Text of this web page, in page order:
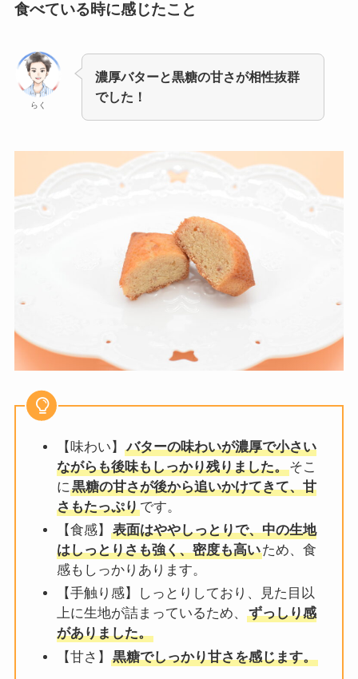
食べている時に感じたこと
らく
濃厚バターと黒糖の甘さが相性抜群
でした！
【味わい】
バターの味わいが濃厚で小さい
ながらも後味もしっかり残りました。そこ
に黒糖の甘さが後から追いかけてきて、甘
さもたっぷりです。
【食感】
表面はややしっとりで、中の生地
はしっとりさも強く、密度も高いため、食
感もしっかりあります。
【手触り感】しっとりしており、見た目以
上に生地が詰まっているため、
ずっしり感
がありました。
【甘さ】
黒糖でしっかり甘さを感じます。